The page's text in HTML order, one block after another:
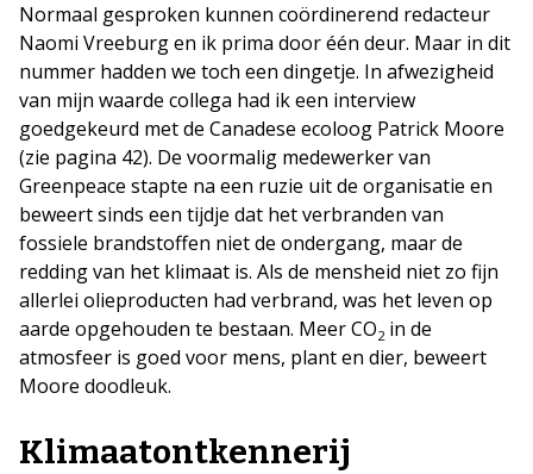
Normaal gesproken kunnen coördinerend redacteur
Naomi Vreeburg en ik prima door één deur. Maar in dit
nummer hadden we toch een dingetje. In afwezigheid
van mijn waarde collega had ik een interview
goedgekeurd met de Canadese ecoloog Patrick Moore
(zie pagina 42). De voormalig medewerker van
Greenpeace stapte na een ruzie uit de organisatie en
beweert sinds een tijdje dat het verbranden van
fossiele brandstoffen niet de ondergang, maar de
redding van het klimaat is. Als de mensheid niet zo fijn
allerlei olieproducten had verbrand, was het leven op
aarde opgehouden te bestaan. Meer CO2 in de
atmosfeer is goed voor mens, plant en dier, beweert
Moore doodleuk.
Klimaatontkennerij